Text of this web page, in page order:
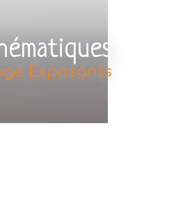
Exposants